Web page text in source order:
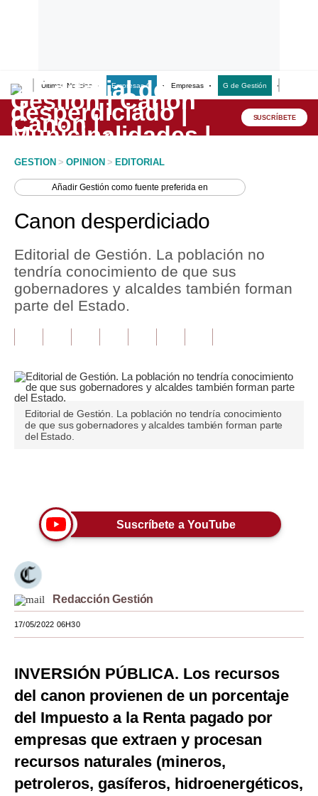
Últimas Noticias Empresas G Empresas G de Gestión
Lo último
Peru Quiosco
Economía
Mercados
Perú
Tu Dinero
Finanzas Personales
Inmobiliarias
Plus G
Pregunta de hoy
Tendencias
Lujo
Viajes
Mundo
EEUU
México
SUSCRÍBETE
GESTION > OPINION > EDITORIAL
AñadirGestión como fuente preferida en
Canon desperdiciado
Editorial de Gestión. La población no
tendría conocimiento de que sus
gobernadores y alcaldes también forman
parte del Estado.
Editorial de Gestión. La población no tendría conocimiento
de que sus gobernadores y alcaldes también forman parte
del Estado.
Suscríbete a YouTube
Redacción Gestión
17/05/2022 06H30
INVERSIÓN PÚBLICA. Los recursos
del canon provienen de un porcentaje
del Impuesto a la Renta pagado por
empresas que extraen y procesan
recursos naturales (mineros,
petroleros, gasíferos, hidroenergéticos,